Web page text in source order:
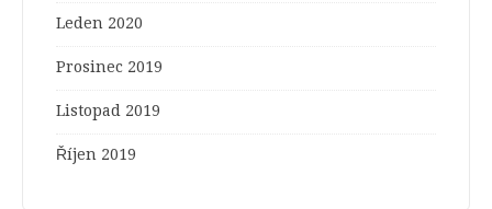
Leden 2020
Prosinec 2019
Listopad 2019
Říjen 2019